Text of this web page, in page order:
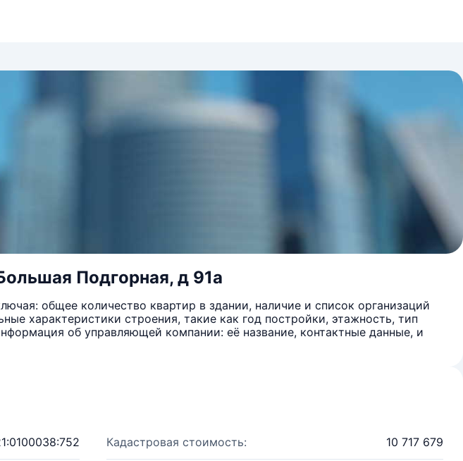
Подгорная, д 91а
общее количество квартир в здании, наличие и список организаций
характеристики строения, такие как год постройки, этажность, тип
об управляющей компании: её название, контактные данные, и
Кадастровая стоимость: 10 717 679